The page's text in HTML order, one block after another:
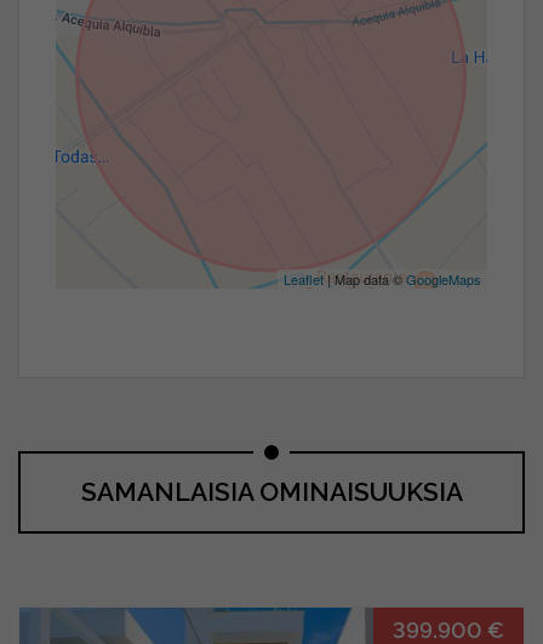
Leaflet| Map data ©GoogleMaps
SAMANLAISIA OMINAISUUKSIA
399.900 €